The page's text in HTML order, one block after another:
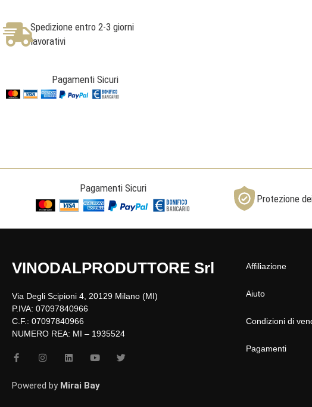
Spedizione entro 2-3 giorni
lavorativi
Pagamenti Sicuri
Pagamenti Sicuri
Protezione
VINODALPRODUTTORE Srl
Via Degli Scipioni 4, 20129 Milano (MI)
P.IVA: 07097840966
C.F.: 07097840966
NUMERO REA: MI – 1935524
F
a
e
b
I
n
t
a
L
i
k
e
Y
o
t
u
T
w
Powered by Mirai Bay
Affiliazione
Aiuto
Condizioni di
Pagamenti